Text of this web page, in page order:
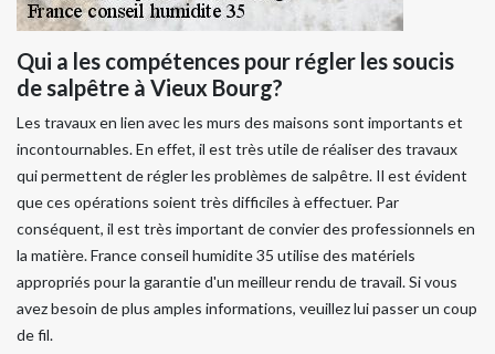
Qui a les compétences pour régler les soucis
de salpêtre à Vieux Bourg?
Les travaux en lien avec les murs des maisons sont importants et
incontournables. En effet, il est très utile de réaliser des travaux
qui permettent de régler les problèmes de salpêtre. Il est évident
que ces opérations soient très difficiles à effectuer. Par
conséquent, il est très important de convier des professionnels en
la matière. France conseil humidite 35 utilise des matériels
appropriés pour la garantie d'un meilleur rendu de travail. Si vous
avez besoin de plus amples informations, veuillez lui passer un coup
de fil.